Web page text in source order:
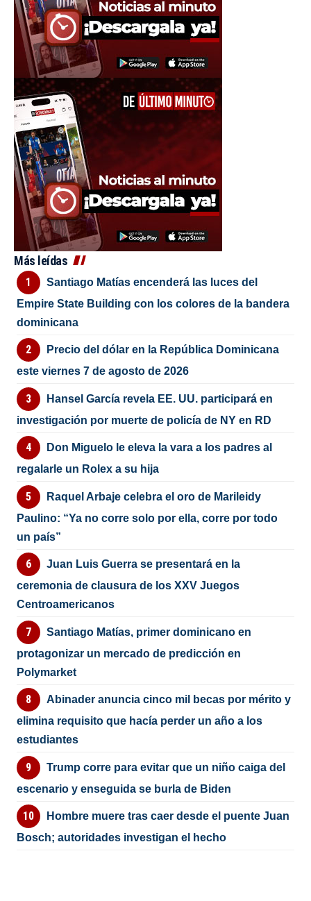
Más leídas
Santiago Matías encenderá las luces del
Empire State Building con los colores de la bandera
dominicana
Precio del dólar en la República Dominicana
este viernes 7 de agosto de 2026
Hansel García revela EE. UU. participará en
investigación por muerte de policía de NY en RD
Don Miguelo le eleva la vara a los padres al
regalarle un Rolex a su hija
Raquel Arbaje celebra el oro de Marileidy
Paulino: “Ya no corre solo por ella, corre por todo
un país”
Juan Luis Guerra se presentará en la
ceremonia de clausura de los XXV Juegos
Centroamericanos
Santiago Matías, primer dominicano en
protagonizar un mercado de predicción en
Polymarket
Abinader anuncia cinco mil becas por mérito y
elimina requisito que hacía perder un año a los
estudiantes
Trump corre para evitar que un niño caiga del
escenario y enseguida se burla de Biden
Hombre muere tras caer desde el puente Juan
Bosch; autoridades investigan el hecho